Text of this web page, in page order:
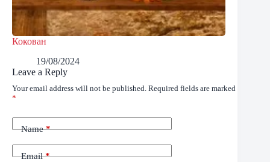
Кокован
19/08/2024
Leave a Reply
Your email address will not be published. Required fields are marked
*
Name*
Email*